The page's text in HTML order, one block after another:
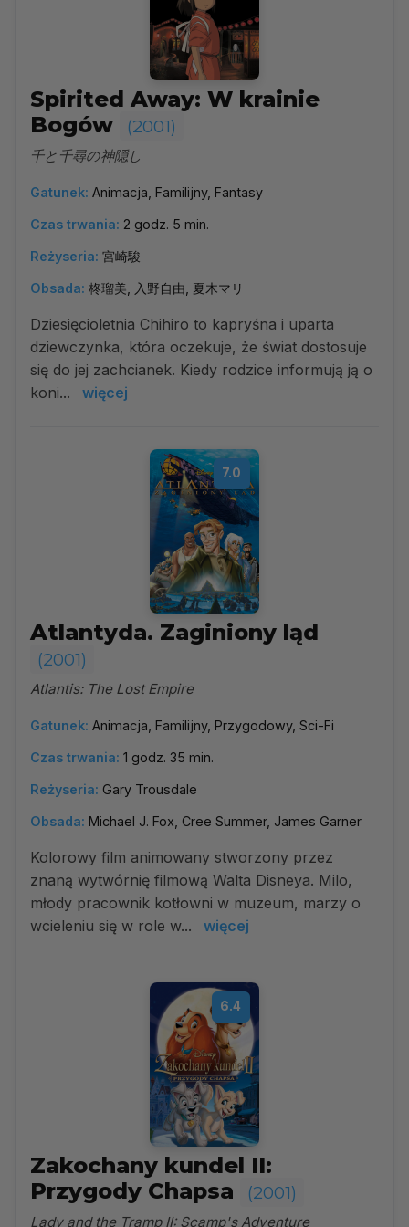
Spirited Away: W krainie
Bogów
(2001)
千と千尋の神隠し
Gatunek: Animacja, Familijny, Fantasy
Czas trwania: 2 godz. 5 min.
Reżyseria: 宮崎駿
Obsada: 柊瑠美, 入野自由, 夏木マリ
Dziesięcioletnia Chihiro to kapryśna i uparta
dziewczynka, która oczekuje, że świat dostosuje
się do jej zachcianek. Kiedy rodzice informują ją o
koni...
więcej
7.0
Atlantyda. Zaginiony ląd
(2001)
Atlantis: The Lost Empire
Gatunek: Animacja, Familijny, Przygodowy, Sci-Fi
Czas trwania: 1 godz. 35 min.
Reżyseria: Gary Trousdale
Obsada: Michael J. Fox, Cree Summer, James Garner
Kolorowy film animowany stworzony przez
znaną wytwórnię filmową Walta Disneya. Milo,
młody pracownik kotłowni w muzeum, marzy o
wcieleniu się w role w...
więcej
6.4
Zakochany kundel II:
Przygody Chapsa
(2001)
Lady and the Tramp II: Scamp's Adventure